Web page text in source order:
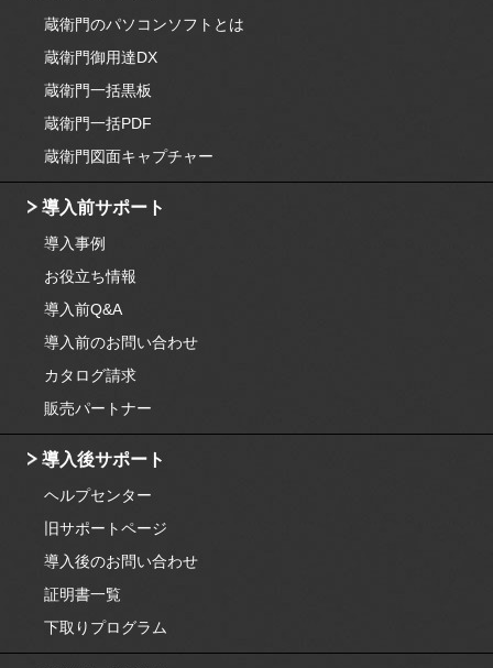
蔵衛門のパソコンソフトとは
蔵衛門御用達DX
蔵衛門一括黒板
蔵衛門一括PDF
蔵衛門図面キャプチャー
導入前サポート
導入事例
お役立ち情報
導入前Q&A
導入前のお問い合わせ
カタログ請求
販売パートナー
導入後サポート
ヘルプセンター
旧サポートページ
導入後のお問い合わせ
証明書一覧
下取りプログラム